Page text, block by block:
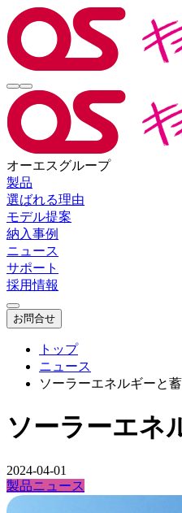
オーエスグループ
製品
選ばれる理由
モデル提案
納入事例
ニュース
サポート
採用情報
お問合せ
トップ
ニュース
ソーラーエネルギーと
ソーラーエネ
2024-04-01
製品ニュース